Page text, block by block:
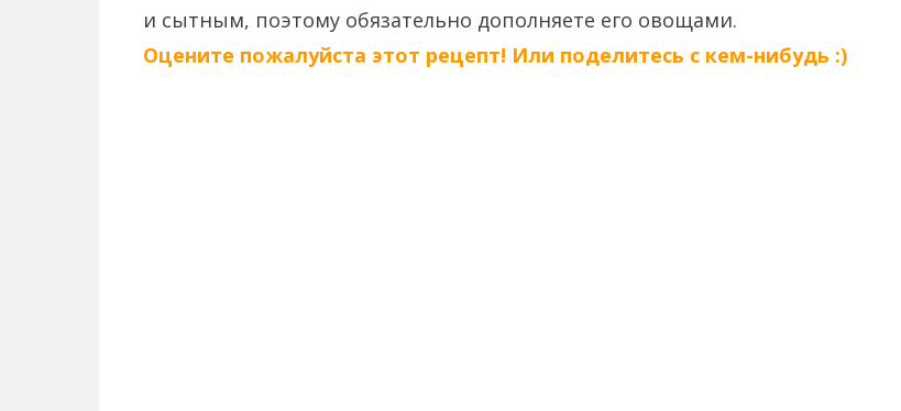
и сытным, поэтому обязательно дополняете его овощами.
Оцените пожалуйста этот рецепт! Или поделитесь с кем-нибудь :)